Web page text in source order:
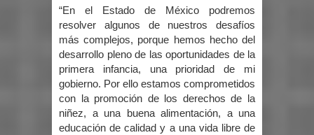
“En el Estado de México podremos
resolver algunos de nuestros desafíos
más complejos, porque hemos hecho del
desarrollo pleno de las oportunidades de la
primera infancia, una prioridad de mi
gobierno. Por ello estamos comprometidos
con la promoción de los derechos de la
niñez, a una buena alimentación, a una
educación de calidad y a una vida libre de